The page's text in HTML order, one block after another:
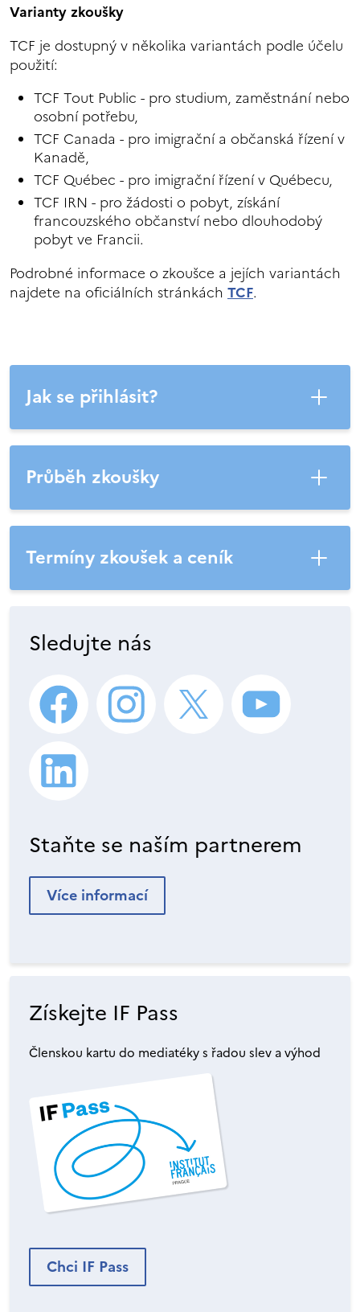
Varianty zkoušky
TCF je dostupný v několika variantách podle účelu
použití:
TCF Tout Public - pro studium, zaměstnání nebo
osobní potřebu,
TCF Canada - pro imigrační a občanská řízení v
Kanadě,
TCF Québec - pro imigrační řízení v Québecu,
TCF IRN - pro žádosti o pobyt, získání
francouzského občanství nebo dlouhodobý
pobyt ve Francii.
Podrobné informace o zkoušce a jejích variantách
najdete na oficiálních stránkách TCF.
Jak se přihlásit?
Průběh zkoušky
Termíny zkoušek a ceník
Sledujte nás
Staňte se naším partnerem
Více informací
Získejte IF Pass
Členskou kartu do mediatéky s řadou slev a výhod
Chci IF Pass